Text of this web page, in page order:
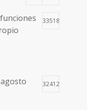
33518
32412